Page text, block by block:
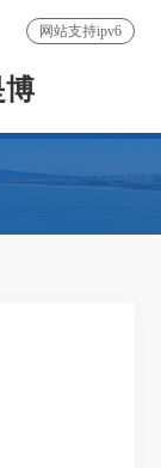
网站支持ipv6
博